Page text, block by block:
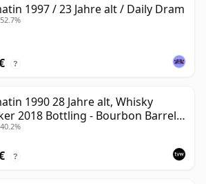
1997 / 23 Jahre alt / Daily Dram
?
1990 28 Jahre alt, Whisky
2018 Bottling - Bourbon Barrel
?